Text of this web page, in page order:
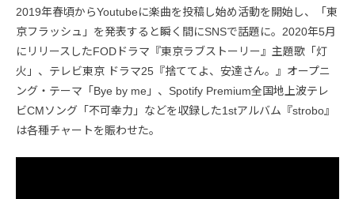
2019年春頃からYoutubeに楽曲を投稿し始め活動を開始し、「東
京フラッシュ」を発表すると瞬く間にSNSで話題に。2020年5月
にリリースしたFODドラマ『東京ラブストーリー』主題歌「灯
火」、テレビ東京 ドラマ25『捨ててよ、安達さん。』オープニ
ング・テーマ「Bye by me」、Spotify Premium全国地上波テレ
ビCMソング「不可幸力」などを収録した1stアルバム『strobo』
は各種チャートを賑わせた。